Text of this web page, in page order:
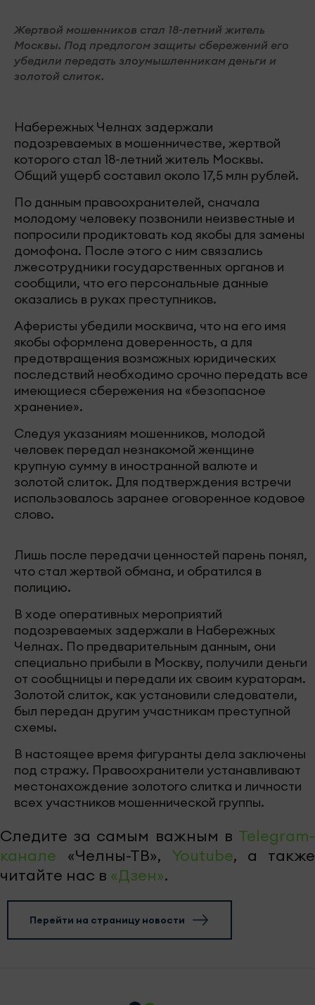
Жертвой мошенников стал 18-летний житель
Москвы. Под предлогом защиты сбережений его
убедили передать злоумышленникам деньги и
золотой слиток.
Набережных Челнах задержали
подозреваемых в мошенничестве, жертвой
которого стал 18-летний житель Москвы.
Общий ущерб составил около 17,5 млн рублей.
По данным правоохранителей, сначала
молодому человеку позвонили неизвестные и
попросили продиктовать код якобы для замены
домофона. После этого с ним связались
лжесотрудники государственных органов и
сообщили, что его персональные данные
оказались в руках преступников.
Аферисты убедили москвича, что на его имя
якобы оформлена доверенность, а для
предотвращения возможных юридических
последствий необходимо срочно передать все
имеющиеся сбережения на «безопасное
хранение».
Следуя указаниям мошенников, молодой
человек передал незнакомой женщине
крупную сумму в иностранной валюте и
золотой слиток. Для подтверждения встречи
использовалось заранее оговоренное кодовое
слово.
Лишь после передачи ценностей парень понял,
что стал жертвой обмана, и обратился в
полицию.
В ходе оперативных мероприятий
подозреваемых задержали в Набережных
Челнах. По предварительным данным, они
специально прибыли в Москву, получили деньги
от сообщницы и передали их своим кураторам.
Золотой слиток, как установили следователи,
был передан другим участникам преступной
схемы.
В настоящее время фигуранты дела заключены
под стражу. Правоохранители устанавливают
местонахождение золотого слитка и личности
всех участников мошеннической группы.
Следите за самым важным в Telegram-
канале «Челны-ТВ», Youtube, а также
читайте нас в «Дзен».
Перейти на страницу новости